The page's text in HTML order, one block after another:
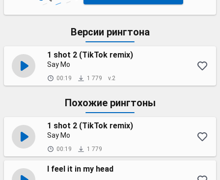
Версии рингтона
1 shot 2 (TikTok remix)
Say Mo
00:19 1 779 v.2
Похожие рингтоны
1 shot 2 (TikTok remix)
Say Mo
00:19 1 779
I feel it in my head